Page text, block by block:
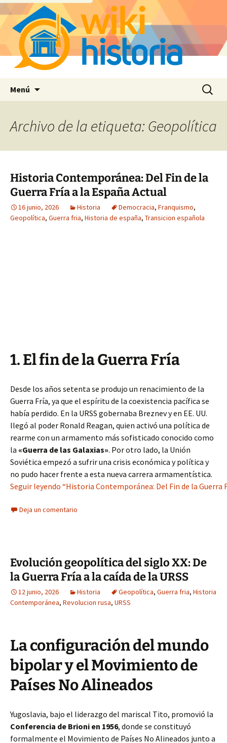
Menú Buscar:
Archivo de la etiqueta: Geopolítica
Historia Contemporánea: Del Fin de la
Guerra Fría a la España Actual
16 junio, 2026 Historia Democracia, Franquismo,
Geopolítica, Guerra fria, Historia de españa, Transicion española
1. El fin de la Guerra Fría
Desde los años setenta se produjo un renacimiento de la
Guerra Fría, ya que el espíritu de la coexistencia pacífica se
había perdido. En la URSS gobernaba Breznev y en EE. UU.
llegó al poder Ronald Reagan, quien activó una política de
rearme con un armamento más sofisticado conocido como
la «Guerra de las Galaxias». Por otro lado, la Unión
Soviética empezó a sufrir una crisis económica y política y
no pudo hacer frente a esta nueva carrera armamentística.
Seguir leyendo “Historia Contemporánea: Del Fin de la Guerra
Deja un comentario
Evolución geopolítica del siglo XX: De
la Guerra Fría a la caída de la URSS
12 junio, 2026 Historia Geopolítica, Guerra fria, Historia
Contemporánea, Revolucion rusa, URSS
La configuración del mundo
bipolar y el Movimiento de
Países No Alineados
Yugoslavia, bajo el liderazgo del mariscal Tito, promovió la
Conferencia de Brioni en 1956, donde se constituyó
formalmente el Movimiento de Países No Alineados junto a